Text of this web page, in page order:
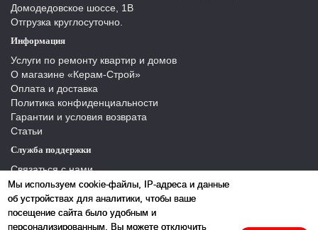
Мы используем cookie-файлы, IP-адреса и данные
об устройствах для аналитики, чтобы ваше
посещение сайта было удобным и
персонализированным. Вы можете отключить
Домодедовское шоссе, 1В
Отгрузка круглосуточно.
Информация
Услуги по ремонту квартир и домов
О магазине «Керам-Строй»
Оплата и доставка
Политика конфиденциальности
Гарантии и условия возврата
Статьи
Служба поддержки
Связаться с нами
Отзывы
Производители
Карта сайта